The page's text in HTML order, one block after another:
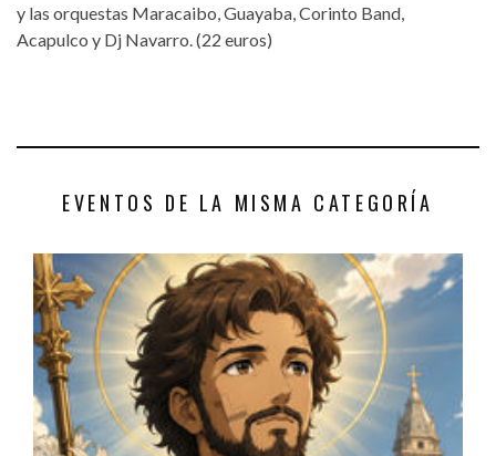
y las orquestas Maracaibo, Guayaba, Corinto Band,
Acapulco y Dj Navarro. (22 euros)
EVENTOS DE LA MISMA CATEGORÍA